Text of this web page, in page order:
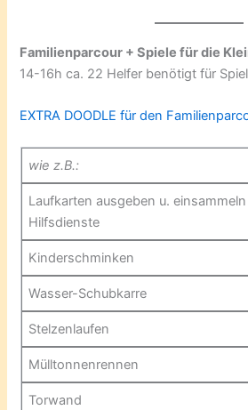
Familienparcour + Spiele für die
14-16h ca. 22 Helfer benötigt für
EXTRA DOODLE für den
wie z.B.:
Laufkarten ausgeben u.
Hilfsdienste
Kinderschminken
Wasser-Schubkarre
Stelzenlaufen
Mülltonnenrennen
Torwand